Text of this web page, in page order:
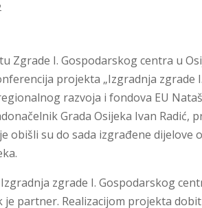
Zgrade I. Gospodarskog centra u
projekta „Izgradnja zgrade
razvoja i fondova EU
Grada Osijeka Ivan Radić,
obišli su do sada izgrađene
zgrade I. Gospodarskog
je partner. Realizacijom projekta